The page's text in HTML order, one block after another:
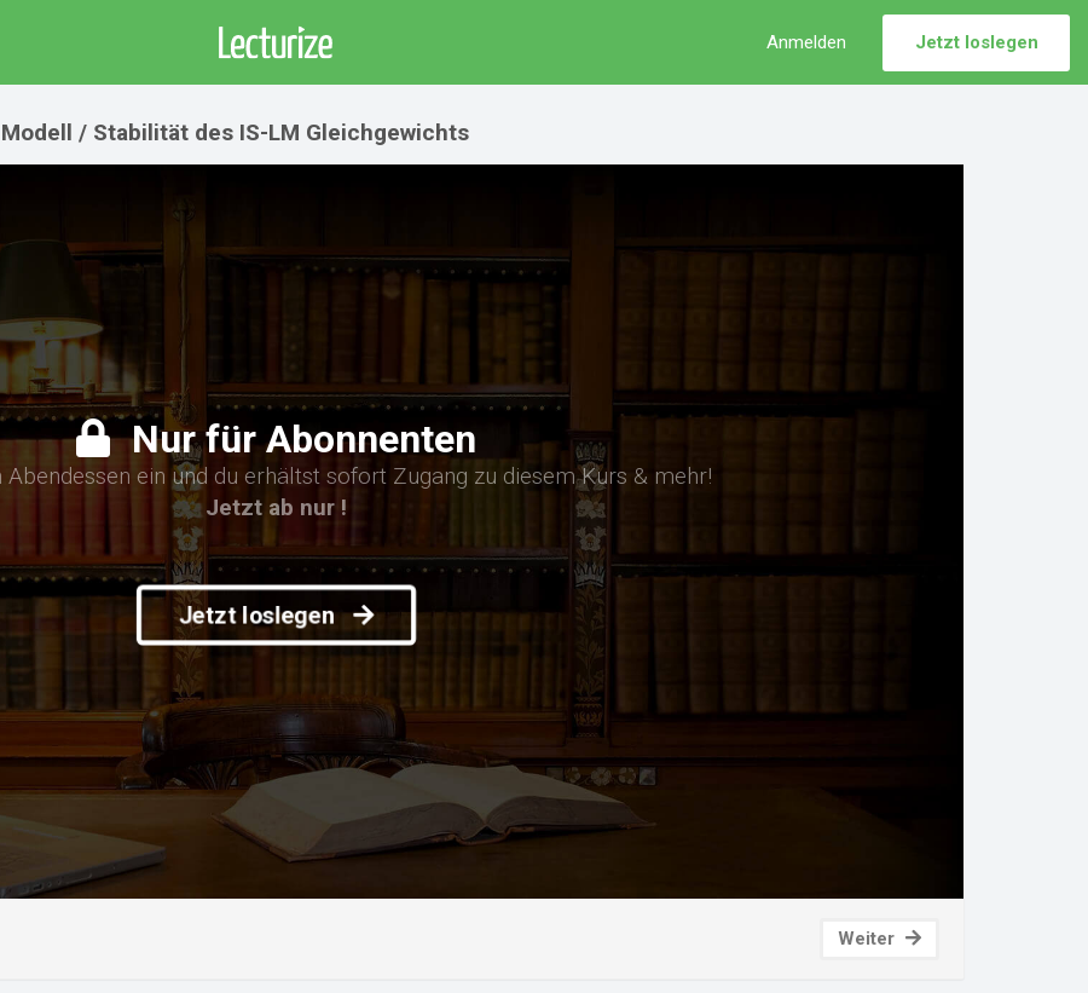
Jetzt loslegen
Anmelden
/ Stabilität des IS-LM Gleichgewichts
Nur für Abonnenten
Abendessen ein und du erhältst sofort Zugang zu diesem Kurs & mehr!
Jetzt ab nur !
Jetzt loslegen
Weiter